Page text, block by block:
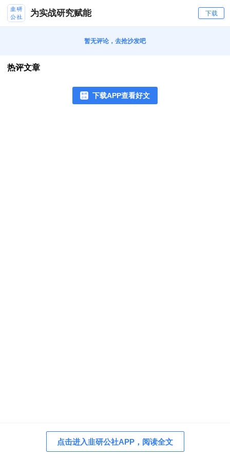
为实战研究赋能 下载
暂无评论，去抢沙发吧
热评文章
下载APP查看好文
点击进入韭研公社APP，阅读全文